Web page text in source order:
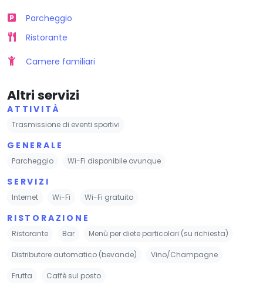
Parcheggio
Ristorante
Camere familiari
Altri servizi
ATTIVITÀ
Trasmissione di eventi sportivi
GENERALE
Parcheggio Wi-Fi disponibile ovunque
SERVIZI
Internet Wi-Fi Wi-Fi gratuito
RISTORAZIONE
Ristorante Bar Menù per diete particolari (su richiesta)
Distributore automatico (bevande) Vino/Champagne
Frutta Caffè sul posto